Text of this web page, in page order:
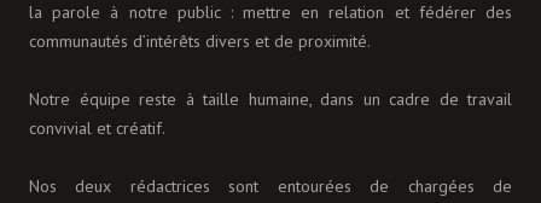
la parole à notre public : mettre en relation et fédérer des
communautés d’intérêts divers et de proximité.
Notre équipe reste à taille humaine, dans un cadre de travail
convivial et créatif.
Nos deux rédactrices sont entourées de chargées de